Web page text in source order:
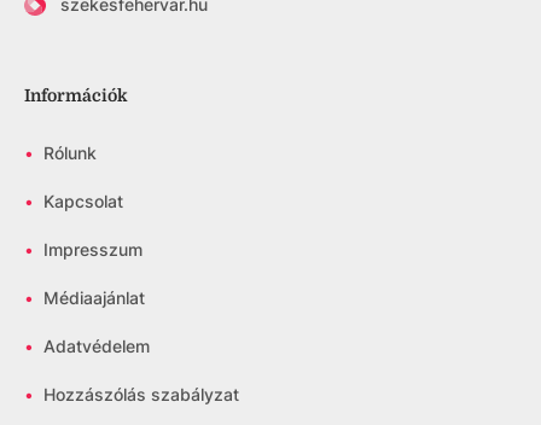
szekesfehervar.hu
Információk
• Rólunk
• Kapcsolat
• Impresszum
• Médiaajánlat
• Adatvédelem
• Hozzászólás szabályzat